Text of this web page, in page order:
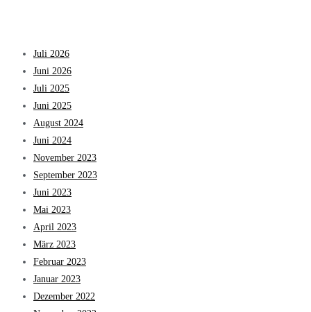
Juli 2026
Juni 2026
Juli 2025
Juni 2025
August 2024
Juni 2024
November 2023
September 2023
Juni 2023
Mai 2023
April 2023
März 2023
Februar 2023
Januar 2023
Dezember 2022